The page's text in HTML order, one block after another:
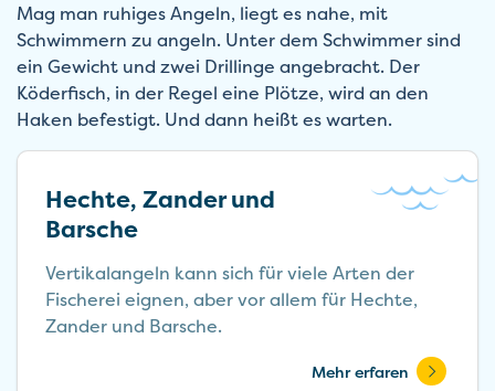
Mag man ruhiges Angeln, liegt es nahe, mit
Schwimmern zu angeln. Unter dem Schwimmer sind
ein Gewicht und zwei Drillinge angebracht. Der
Köderfisch, in der Regel eine Plötze, wird an den
Haken befestigt. Und dann heißt es warten.
Hechte, Zander und
Barsche
Vertikalangeln kann sich für viele Arten der
Fischerei eignen, aber vor allem für Hechte,
Zander und Barsche.
Mehr erfaren